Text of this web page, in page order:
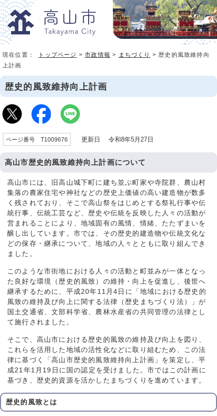
現在位置： トップページ >市政情報 > まちづくり
> 歴史的風致維持向
上計画
歴史的風致維持向上計画
ページ番号 T1009676 更新日 令和8年5月27日
高山市歴史的風致維持向上計画について
高山市には、旧高山城下町に建ち並ぶ町家や寺院群、農山村
集落の農家住宅や神社などの歴史上価値の高い建造物が数多
く残されており、そこで高山祭をはじめとする祭礼行事や伝
統行事、伝統工芸など、歴史や伝統を反映した人々の活動が
営まれることにより、地域固有の風情、情緒、たたずまいを
醸し出しています。市では、その歴史的建造物や伝統文化な
どの保存・継承について、地域の人々とともに取り組んでき
ました。
このような市街地における人々の活動と町並みが一体となっ
た良好な環境（歴史的風致）の維持・向上を促進し、後世へ
継承するために、平成20年11月4日に「地域における歴史的
風致の維持及び向上に関する法律（歴史まちづくり法）」が
国土交通省、文部科学省、農林水産省の共同管理の法律とし
て施行されました。
そこで、高山市における歴史的風致の維持及び向上を図り、
これらを活用した地域の活性化などに取り組むため、この法
律に基づく「高山市歴史的風致維持向上計画」を策定し、平
成21年1月19日に国の認定を受けました。市ではこの計画に
基づき、歴史的資源を活かしたまちづくりを進めています。
歴史的風致とは